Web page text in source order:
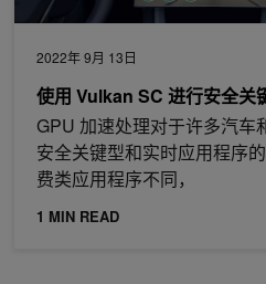
2022年 9月 13日
使用 Vulkan SC 进行安全关
GPU 加速处理对于许多汽车
安全关键型和实时应用程序
费类应用程序不同，
1 MIN READ